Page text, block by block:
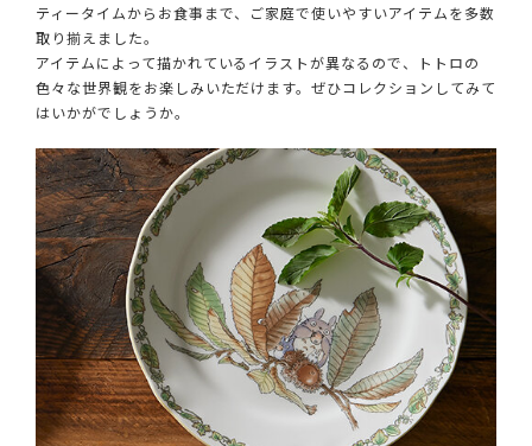
ティータイムからお食事まで、ご家庭で使いやすいアイテムを多数
取り揃えました。
アイテムによって描かれているイラストが異なるので、トトロの
色々な世界観をお楽しみいただけます。ぜひコレクションしてみて
はいかがでしょうか。